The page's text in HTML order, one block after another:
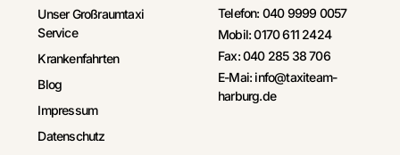
Unser Großraumtaxi
Service
Krankenfahrten
Blog
Impressum
Datenschutz
Telefon: 040 9999 0057
Mobil: 0170 611 2424
Fax: 040 285 38 706
E-Mai: info@taxiteam-
harburg.de